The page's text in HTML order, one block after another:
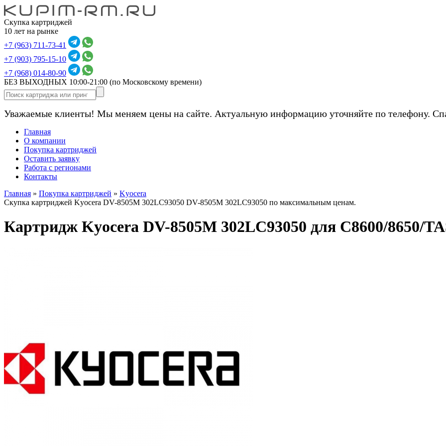
Скупка картриджей
10 лет на рынке
+7 (963) 711-73-41
+7 (903) 795-15-10
+7 (968) 014-80-90
БЕЗ ВЫХОДНЫХ 10:00-21:00 (по Московскому времени)
Уважаемые клиенты! Мы меняем цены на сайте. Актуальную информацию уточняйте по телефону.
Главная
О компании
Покупка картриджей
Оставить заявку
Работа с регионами
Контакты
Главная » Покупка картриджей » Kyocera
Скупка картриджей Kyocera DV-8505M 302LC93050 DV-8505M 302LC93050 по максимальным ценам.
Картридж Kyocera DV-8505M 302LC93050 для C8600/8650/